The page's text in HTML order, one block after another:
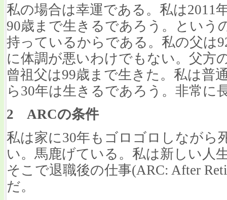
私の場合は幸運である。私は2011
90歳まで生きるであろう。という
持っているからである。私の父は
に体調が悪いわけでもない。父方
曾祖父は99歳まで生きた。私は普
ら30年は生きるであろう。非常に
2 ARCの条件
私は家に30年もゴロゴロしながら
い。馬鹿げている。私は新しい人
そこで退職後の仕事(ARC: After
だ。